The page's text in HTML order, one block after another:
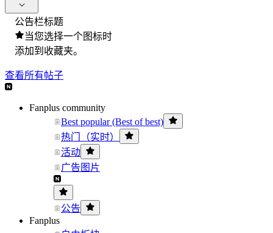
公告栏标题
当您选择一个图标时
添加到收藏夹。
查看所有帖子
Fanplus community
Best popular (Best of best)
热门（实时）
活动
广告图片
公告
Fanplus